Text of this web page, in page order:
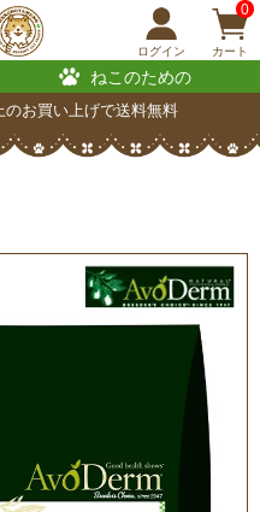
ログイン
0
カート
ねこのための
お買い上げで送料無料